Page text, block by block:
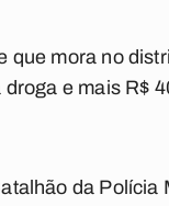
mora no
e mais R$
da